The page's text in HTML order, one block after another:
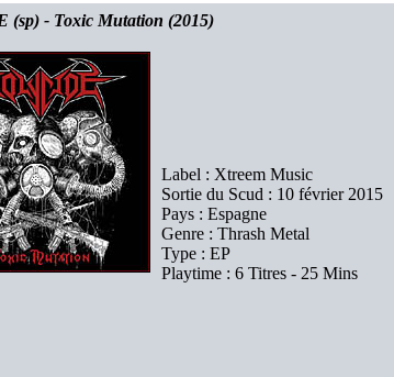
(sp) - Toxic Mutation (2015)
Label : Xtreem Music
Sortie du Scud : 10 février 2015
Pays : Espagne
Genre : Thrash Metal
Type : EP
Playtime : 6 Titres - 25 Mins